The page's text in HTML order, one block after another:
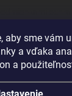
aby sme vám
a vďaka
a